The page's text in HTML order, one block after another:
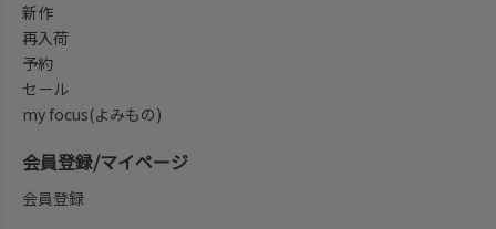
新作
再入荷
予約
セール
my focus(よみもの)
会員登録/マイページ
会員登録